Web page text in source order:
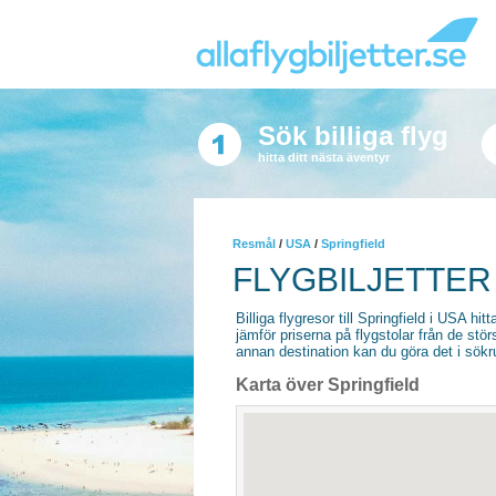
Sök billiga flyg
hitta ditt nästa äventyr
Resmål / USA / Springfield
Billiga flygresor till Springfield i USA
jämför priserna på flygstolar från de
annan destination kan du göra det i
Karta över Springfield